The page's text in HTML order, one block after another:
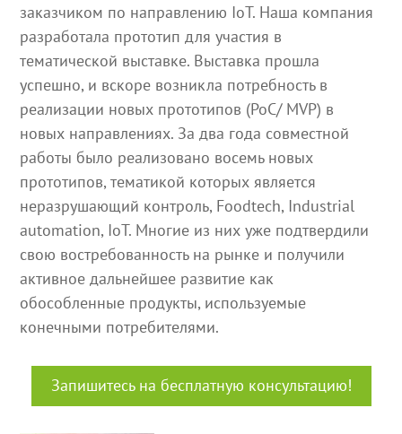
заказчиком по направлению IoT. Наша компания
разработала прототип для участия в
тематической выставке. Выставка прошла
успешно, и вскоре возникла потребность в
реализации новых прототипов (PoC/ MVP) в
новых направлениях. За два года совместной
работы было реализовано восемь новых
прототипов, тематикой которых является
неразрушающий контроль, Foodtech, Industrial
automation, IoT. Многие из них уже подтвердили
свою востребованность на рынке и получили
активное дальнейшее развитие как
обособленные продукты, используемые
конечными потребителями.
Запишитесь на бесплатную консультацию!